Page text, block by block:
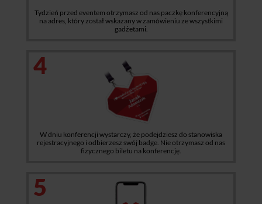
Tydzień przed eventem otrzymasz od nas paczkę konferencyjną
na adres, który został wskazany w zamówieniu ze wszystkimi
gadżetami.
4
W dniu konferencji wystarczy, że podejdziesz do stanowiska
rejestracyjnego i odbierzesz swój badge. Nie otrzymasz od nas
fizycznego biletu na konferencję.
5